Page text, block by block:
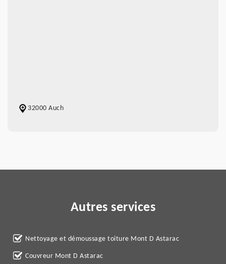
32000 Auch
Autres services
Nettoyage et démoussage toiture Mont D Astarac
Couvreur Mont D Astarac